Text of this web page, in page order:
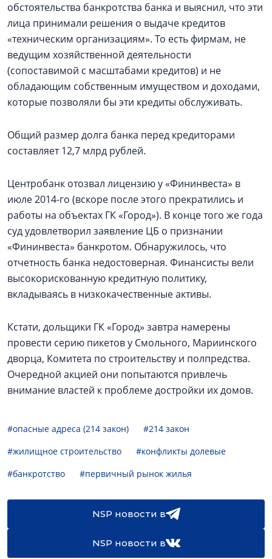
обстоятельства банкротства банка и выяснил, что эти
лица принимали решения о выдаче кредитов
«техническим организациям». То есть фирмам, не
ведущим хозяйственной деятельности
(сопоставимой с масштабами кредитов) и не
обладающим собственным имуществом и доходами,
которые позволяли бы эти кредиты обслуживать.
Общий размер долга банка перед кредиторами
составляет 12,7 млрд рублей.
Центробанк отозвал лицензию у «Фининвеста» в
июле 2014-го (вскоре после этого прекратились и
работы на объектах ГК «Город»). В конце того же года
суд удовлетворил заявление ЦБ о признании
«Фининвеста» банкротом. Обнаружилось, что
отчетность банка недостоверная. Финансисты вели
высокорискованную кредитную политику,
вкладываясь в низкокачественные активы.
Кстати, дольщики ГК «Город» завтра намерены
провести серию пикетов у Смольного, Мариинского
дворца, Комитета по строительству и полпредства.
Очередной акцией они попытаются привлечь
внимание властей к проблеме достройки их домов.
#опасные адреса (214 закон)
#214 закон
#жилищное строительство
#конфликты долевые
#банкротство
#первичный рынок жилья
NSP новости в
NSP новости в